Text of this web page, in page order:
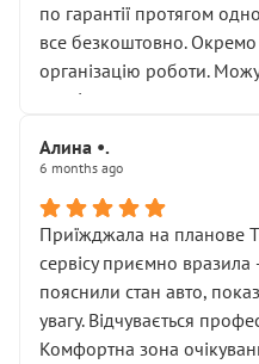
по гарантії протягом
все безкоштовно.
організацію роботи.
сервіс.
Алина •.
6 months ago
Приїжджала на планове
сервісу приємно вразила
пояснили стан авто,
увагу. Відчувається
Комфортна зона